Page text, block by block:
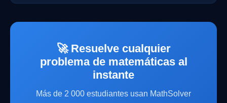
🚀 Resuelve cualquier
problema de matemáticas al
instante
Más de 2 000 estudiantes usan MathSolver